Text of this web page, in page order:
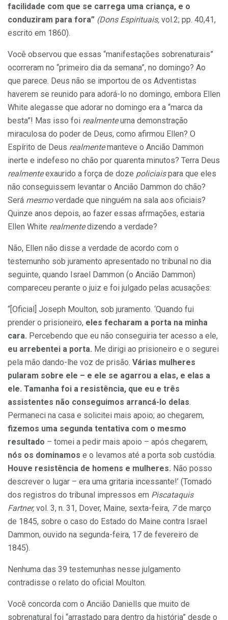
facilidade com que se carrega uma criança, e o
conduziram para fora” (Dons Espirituais, vol.2; pp. 40,41,
escrito em 1860).
Você observou que essas “manifestações sobrenaturais”
ocorreram no “primeiro dia da semana”, no domingo? Ao
que parece. Deus não se importou de os Adventistas
haverem se reunido para adorá-lo no domingo, embora Ellen
White alegasse que adorar no domingo era a “marca da
besta”! Mas isso foi realmenteurna demonstração
miraculosa do poder de Deus, como afirmou Ellen? O
Espírito de Deus realmentemanteve o Ancião Dammon
inerte e indefeso no chão por quarenta minutos? Terra Deus
realmenteexaurido a força de doze policiaispara que eles
não conseguissem levantar o Ancião Dammon do chão?
Será mesmoverdade que ninguém na sala aos oficiais?
Quinze anos depois, ao fazer essas afrmações, estaria
Ellen White realmentedizendo a verdade?
Não, Ellen não disse a verdade de acordo com o
testemunho sob juramento apresentado no tribunal no dia
seguinte, quando Israel Dammon (o Ancião Dammon)
compareceu perante o juiz e foi julgado pelas acusações:
“[Oficial] Joseph Moulton, sob juramento. ‘Quando fui
prender o prisioneiro, eles fecharam a porta na minha
cara. Percebendo que eu não conseguiria ter acesso a ele,
eu arrebentei a porta. Me dirigi ao prisioneiro e o segurei
pela mão dando-lhe voz de prisão. Várias mulheres
pularam sobre ele – e ele se agarrou a elas, e elas a
ele. Tamanha foi a resistência, que eu e três
assistentes não conseguimos arrancá-lo delas.
Permaneci na casa e solicitei mais apoio; ao chegarem,
fizemos uma segunda tentativa com o mesmo
resultado – tomei a pedir mais apoio – após chegarem,
nós os dominamos e o levamos até a porta sob custódia.
Houve resistência de homens e mulheres. Não posso
descrever o lugar – era uma gritaria incessante!’ (Tomado
dos registros do tribunal impressos em Piscataquis
Fartner,vol. 3, n. 31, Dover, Maine, sexta-feira, 7de março
de 1845, sobre o caso do Estado do Maine contra Israel
Dammon, ouvido na segunda-feira, 17 de fevereiro de
1845).
Nenhuma das 39 testemunhas nesse julgamento
contradisse o relato do oficial Moulton.
Você concorda com o Ancião Daniells que muito de
sobrenatural foi “arrastado para dentro da história” desde o